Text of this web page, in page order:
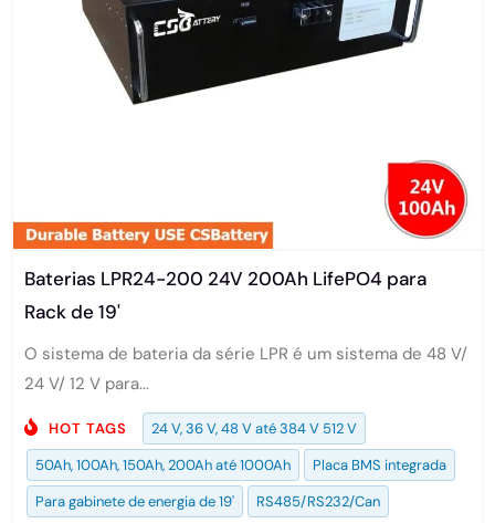
Baterias LPR24-200 24V 200Ah LifePO4 para
Rack de 19'
O sistema de bateria da série LPR é um sistema de 48 V/
24 V/ 12 V para...
HOT TAGS
24 V, 36 V, 48 V até 384 V 512 V
50Ah, 100Ah, 150Ah, 200Ah até 1000Ah
Placa BMS integrada
Para gabinete de energia de 19'
RS485/RS232/Can